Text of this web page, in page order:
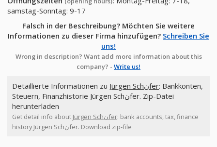
samstag-Sonntag: 9-17
Falsch in der Beschreibung? Möchten Sie weitere
Informationen zu dieser Firma hinzufügen? Schreiben Sie
uns!
Wrong in description? Want add more information about this
company? - Write us!
Detaillierte Informationen zu Jürgen Schنfer: Bankkonten,
Steuern, Finanzhistorie Jürgen Schنfer. Zip-Datei
herunterladen
Get detail info about Jürgen Schنfer: bank accounts, tax, finance
history Jürgen Schنfer. Download zip-file